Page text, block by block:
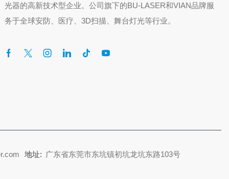
光器的高新技术型企业。公司旗下的BU-LASER和VIAN品牌服
务于全球安防、医疗、3D扫描、舞台灯光等行业。
地址: 广东省东莞市东坑镇初坑龙坑东路103号